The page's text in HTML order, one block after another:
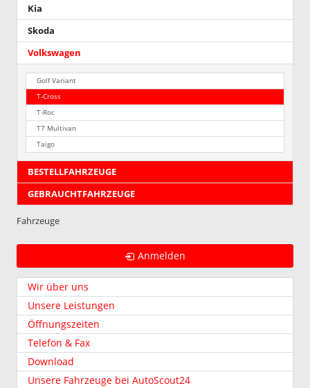
wird.
bitten
!!!
Kia
Skoda
Volkswagen
Golf Variant
T-Cross
T-Roc
T7 Multivan
Taigo
BESTELLFAHRZEUGE
GEBRAUCHTFAHRZEUGE
Fahrzeuge
Anmelden
Wir über uns
Unsere Leistungen
Öffnungszeiten
Telefon & Fax
Download
Unsere Fahrzeuge bei AutoScout24